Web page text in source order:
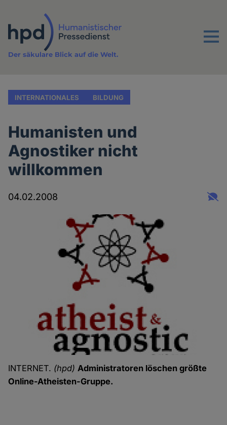
Inhalt
Menu
Der säkulare Blick auf die Welt.
INTERNATIONALES BILDUNG
Humanisten und
Agnostiker nicht
willkommen
04.02.2008
INTERNET. (hpd) Administratoren löschen größte
Online-Atheisten-Gruppe.